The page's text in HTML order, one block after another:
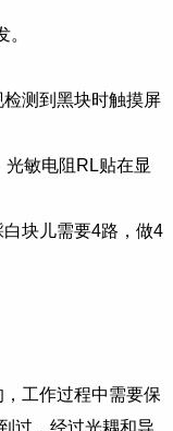
测到黑块时触摸屏
敏电阻RL贴在显
块儿需要4路，做4
工作过程中需要保